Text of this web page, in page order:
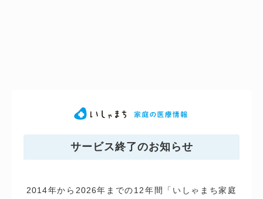
サービス終了のお知らせ
2014年から2026年までの12年間「いしゃまち家庭